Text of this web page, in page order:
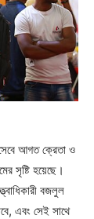
আগত ক্রেতা ও
সৃষ্টি হয়েছে।
বজলুল
এবং সেই সাথে